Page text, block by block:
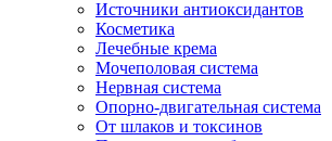
Источники антиоксидантов
Косметика
Лечебные крема
Мочеполовая система
Нервная система
Опорно-двигательная система
От шлаков и токсинов